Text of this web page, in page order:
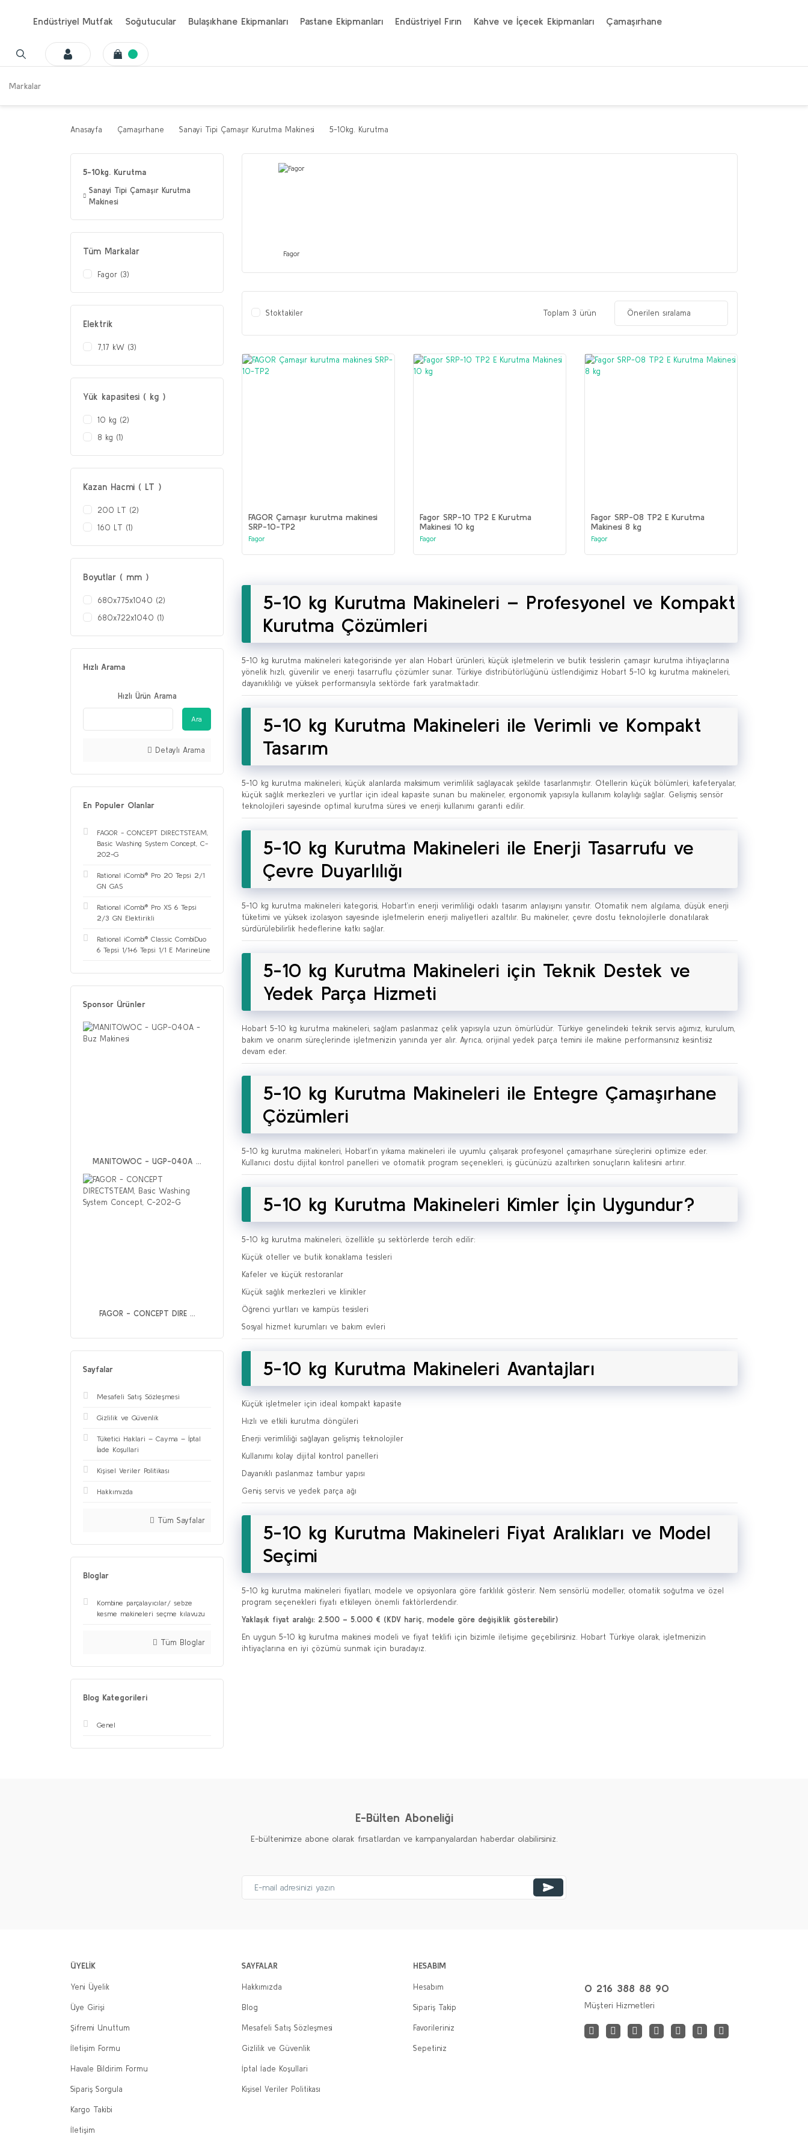
Endüstriyel Mutfak Soğutucular Bulaşıkhane Ekipmanları Pastane Ekipmanları Endüstriyel Fırın Kahve ve İçecek Ekipmanları Çamaşırhane
Markalar
Anasayfa Çamaşırhane Sanayi Tipi Çamaşır Kurutma Makinesi 5-10kg. Kurutma
5-10kg. Kurutma
Sanayi Tipi Çamaşır Kurutma
Makinesi
Tüm Markalar
Fagor (3)
Elektrik
7,17 kW (3)
Yük kapasitesi ( kg )
10 kg (2)
8 kg (1)
Kazan Hacmi ( LT )
200 LT (2)
160 LT (1)
Boyutlar ( mm )
680x775x1040 (2)
680x722x1040 (1)
Hızlı Arama
Hızlı Ürün Arama
Ara
Detaylı Arama
En Populer Olanlar
FAGOR - CONCEPT DIRECTSTEAM,
Basic Washing System Concept, C-
202-G
Rational iCombi® Pro 20 Tepsi 2/1
GN GAS
Rational iCombi® Pro XS 6 Tepsi
2/3 GN Elektirikli
Rational iCombi® Classic CombiDuo
6 Tepsi 1/1+6 Tepsi 1/1 E MarineLine
Sponsor Ürünler
MANITOWOC - UGP-040A ...
FAGOR - CONCEPT DIRE ...
Sayfalar
Mesafeli Satış Sözleşmesi
Gizlilik ve Güvenlik
Tüketici Haklari – Cayma – İptal
İade Koşullari
Kişisel Veriler Politikası
Hakkımızda
Tüm Sayfalar
Bloglar
Kombine parçalayıcılar/ sebze
kesme makineleri seçme kılavuzu
Tüm Bloglar
Blog Kategorileri
Genel
Fagor
Stoktakiler Toplam 3 ürün
FAGOR Çamaşır kurutma makinesi
SRP-10-TP2
Fagor
Fagor SRP-10 TP2 E Kurutma
Makinesi 10 kg
Fagor
Fagor SRP-08 TP2 E Kurutma
Makinesi 8 kg
Fagor
5-10 kg Kurutma Makineleri – Profesyonel ve Kompakt
Kurutma Çözümleri
5-10 kg kurutma makineleri kategorisinde yer alan Hobart ürünleri, küçük işletmelerin ve butik tesislerin çamaşır kurutma ihtiyaçlarına
yönelik hızlı, güvenilir ve enerji tasarruflu çözümler sunar. Türkiye distribütörlüğünü üstlendiğimiz Hobart 5-10 kg kurutma makineleri,
dayanıklılığı ve yüksek performansıyla sektörde fark yaratmaktadır.
5-10 kg Kurutma Makineleri ile Verimli ve Kompakt
Tasarım
5-10 kg kurutma makineleri, küçük alanlarda maksimum verimlilik sağlayacak şekilde tasarlanmıştır. Otellerin küçük bölümleri, kafeteryalar,
küçük sağlık merkezleri ve yurtlar için ideal kapasite sunan bu makineler, ergonomik yapısıyla kullanım kolaylığı sağlar. Gelişmiş sensör
teknolojileri sayesinde optimal kurutma süresi ve enerji kullanımı garanti edilir.
5-10 kg Kurutma Makineleri ile Enerji Tasarrufu ve
Çevre Duyarlılığı
5-10 kg kurutma makineleri kategorisi, Hobart’ın enerji verimliliği odaklı tasarım anlayışını yansıtır. Otomatik nem algılama, düşük enerji
tüketimi ve yüksek izolasyon sayesinde işletmelerin enerji maliyetleri azaltılır. Bu makineler, çevre dostu teknolojilerle donatılarak
sürdürülebilirlik hedeflerine katkı sağlar.
5-10 kg Kurutma Makineleri için Teknik Destek ve
Yedek Parça Hizmeti
Hobart 5-10 kg kurutma makineleri, sağlam paslanmaz çelik yapısıyla uzun ömürlüdür. Türkiye genelindeki teknik servis ağımız, kurulum,
bakım ve onarım süreçlerinde işletmenizin yanında yer alır. Ayrıca, orijinal yedek parça temini ile makine performansınız kesintisiz
devam eder.
5-10 kg Kurutma Makineleri ile Entegre Çamaşırhane
Çözümleri
5-10 kg kurutma makineleri, Hobart’ın yıkama makineleri ile uyumlu çalışarak profesyonel çamaşırhane süreçlerini optimize eder.
Kullanıcı dostu dijital kontrol panelleri ve otomatik program seçenekleri, iş gücünüzü azaltırken sonuçların kalitesini artırır.
5-10 kg Kurutma Makineleri Kimler İçin Uygundur?
5-10 kg kurutma makineleri, özellikle şu sektörlerde tercih edilir:
Küçük oteller ve butik konaklama tesisleri
Kafeler ve küçük restoranlar
Küçük sağlık merkezleri ve klinikler
Öğrenci yurtları ve kampüs tesisleri
Sosyal hizmet kurumları ve bakım evleri
5-10 kg Kurutma Makineleri Avantajları
Küçük işletmeler için ideal kompakt kapasite
Hızlı ve etkili kurutma döngüleri
Enerji verimliliği sağlayan gelişmiş teknolojiler
Kullanımı kolay dijital kontrol panelleri
Dayanıklı paslanmaz tambur yapısı
Geniş servis ve yedek parça ağı
5-10 kg Kurutma Makineleri Fiyat Aralıkları ve Model
Seçimi
5-10 kg kurutma makineleri fiyatları, modele ve opsiyonlara göre farklılık gösterir. Nem sensörlü modeller, otomatik soğutma ve özel
program seçenekleri fiyatı etkileyen önemli faktörlerdendir.
Yaklaşık fiyat aralığı: 2.500 – 5.000 € (KDV hariç, modele göre değişiklik gösterebilir)
En uygun 5-10 kg kurutma makinesi modeli ve fiyat teklifi için bizimle iletişime geçebilirsiniz. Hobart Türkiye olarak, işletmenizin
ihtiyaçlarına en iyi çözümü sunmak için buradayız.
E-Bülten Aboneliği
E-bültenimize abone olarak fırsatlardan ve kampanyalardan haberdar olabilirsiniz.
ÜYELİK
Yeni Üyelik
Üye Girişi
Şifremi Unuttum
İletişim Formu
Havale Bildirim Formu
Sipariş Sorgula
Kargo Takibi
İletişim
SAYFALAR
Hakkımızda
Blog
Mesafeli Satış Sözleşmesi
Gizlilik ve Güvenlik
İptal İade Koşullari
Kişisel Veriler Politikası
HESABIM
Hesabım
Sipariş Takip
Favorileriniz
Sepetiniz
0 216 388 88 90
Müşteri Hizmetleri